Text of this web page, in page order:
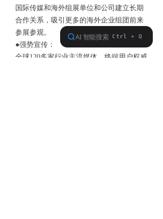
国际传媒和海外组展单位和公司建立长期
合作关系，吸引更多的海外企业组团前来
参展参观。
●强势宣传：
全球120多家行业主流媒体、终端用户权威